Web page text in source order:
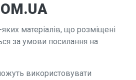
матеріалів, що розміщені
за умови посилання на
використовувати